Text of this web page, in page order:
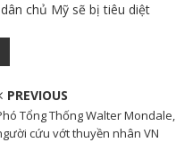
chủ Mỹ sẽ bị tiêu diệt
PREVIOUS
Tổng Thống Walter Mondale,
cứu vớt thuyền nhân VN